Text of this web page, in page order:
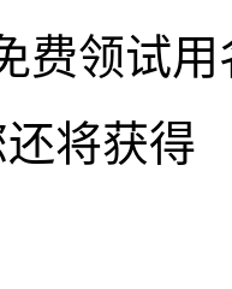
费领试用
将获得